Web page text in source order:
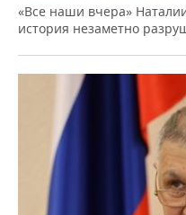
«Все наши вчера»
история незаметно